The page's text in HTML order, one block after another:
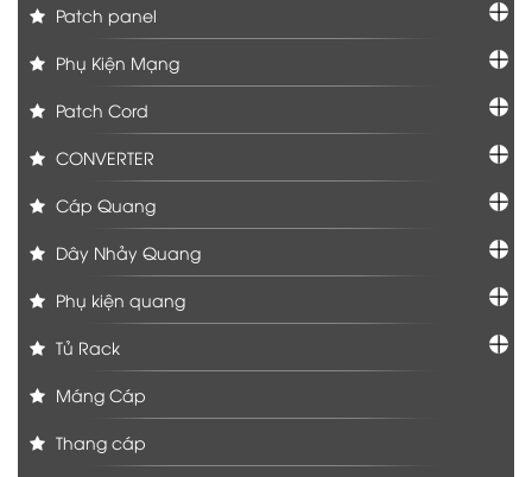
Patch panel
Phụ Kiện Mạng
Patch Cord
CONVERTER
Cáp Quang
Dây Nhảy Quang
Phụ kiện quang
Tủ Rack
Máng Cáp
Thang cáp